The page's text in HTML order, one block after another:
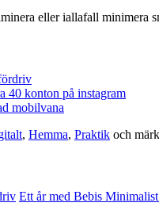
eller iallafall minimera
40 konton på instagram
mobilvana
, Hemma, Praktik och
Ett år med Bebis Minimalist